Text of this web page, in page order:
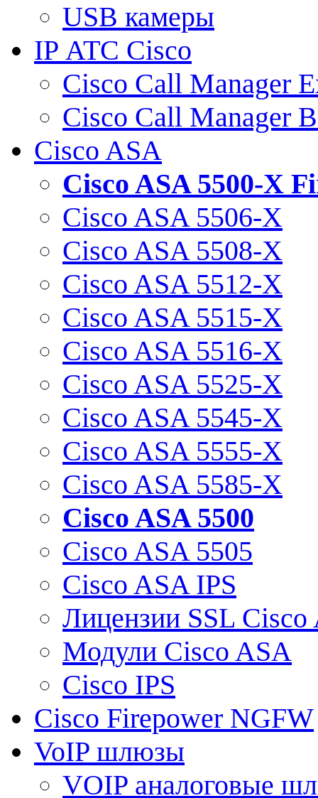
USB камеры
IP АТС Cisco
Cisco Call Manager
Cisco Call Manager
Cisco ASA
Cisco ASA 5500-X
Cisco ASA 5506-X
Cisco ASA 5508-X
Cisco ASA 5512-X
Cisco ASA 5515-X
Cisco ASA 5516-X
Cisco ASA 5525-X
Cisco ASA 5545-X
Cisco ASA 5555-X
Cisco ASA 5585-X
Cisco ASA 5500
Cisco ASA 5505
Cisco ASA IPS
Лицензии SSL Cisco
Модули Cisco ASA
Cisco IPS
Cisco Firepower NGFW
VoIP шлюзы
VOIP аналоговые